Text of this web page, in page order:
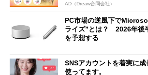
AD（Dreaw合同会社）
PC市場の逆風下で
ライズ”とは？ 2026年後
を予想する
SNSアカウントを着実に
使ってます。